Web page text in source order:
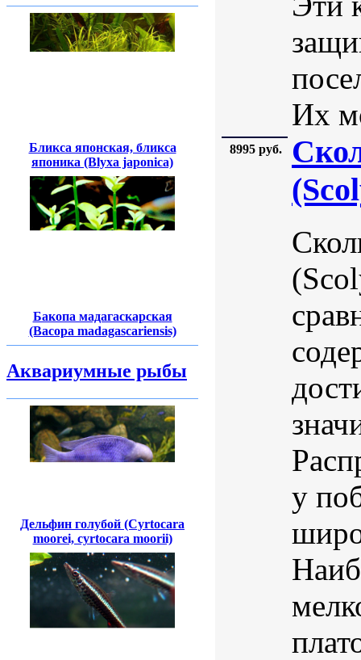
Бликса японская, бликса
японика (Blyxa japonica)
Бакопа мадагаскарская
(Bacopa madagascariensis)
Аквариумные рыбы
Дельфин голубой (Cyrtocara
moorei, cyrtocara moorii)
Их
8995 руб.
у